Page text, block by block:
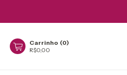
Carrinho (0)
R$0,00